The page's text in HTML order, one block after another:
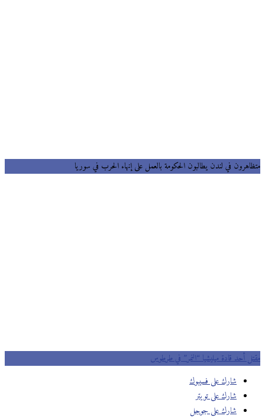
متظاهرون في لندن يطالبون الحكومة بالعمل على إنهاء الحرب في سوريا
مقتل أحد قادة ميليشيا “النمر” في طرطوس
شارك على فسيبوك
شارك على تويتر
شارك على جوجل